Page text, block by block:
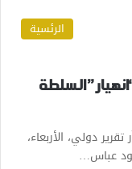
الرئسية
السلطة
دولي، الأربعاء،
عباس…